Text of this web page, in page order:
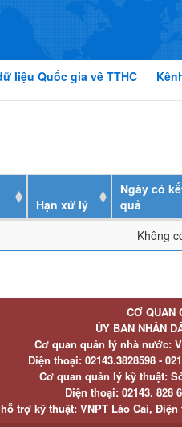
liệu Quốc gia về TTHC
Hạn xử lý
Ngày có
quả
Không
CƠ QUAN
ỦY BAN NHÂN
Cơ quan quản lý nhà nước:
Điện thoại:02143.3828598 -
Cơ quan quản lý kỹ thuật:
Điện thoại:02143. 828
trợ kỹ thuật: VNPT Lào Cai, Điện